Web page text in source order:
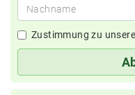
Zustimmung zu